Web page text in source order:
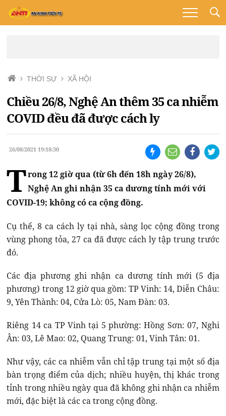
THỜI SỰ XÃ HỘI
Chiều 26/8, Nghệ An thêm 35 ca nhiễm
COVID đều đã được cách ly
26/08/2021 19:18:30
Trong 12 giờ qua (từ 6h đến 18h ngày 26/8),
Nghệ An ghi nhận 35 ca dương tính mới với
COVID-19; không có ca cộng đồng.
Cụ thể, 8 ca cách ly tại nhà, sàng lọc cộng đồng trong
vùng phong tỏa, 27 ca đã được cách ly tập trung trước
đó.
Các địa phương ghi nhận ca dương tính mới (5 địa
phương) trong 12 giờ qua gồm: TP Vinh: 14, Diễn Châu:
9, Yên Thành: 04, Cửa Lò: 05, Nam Đàn: 03.
Riêng 14 ca TP Vinh tại 5 phường: Hồng Sơn: 07, Nghi
Ân: 03, Lê Mao: 02, Quang Trung: 01, Vinh Tân: 01.
Như vậy, các ca nhiễm vẫn chỉ tập trung tại một số địa
bàn trọng điểm của dịch; nhiều huyện, thị khác trong
tỉnh trong nhiều ngày qua đã không ghi nhận ca nhiễm
mới, đặc biệt là các ca trong cộng đồng.